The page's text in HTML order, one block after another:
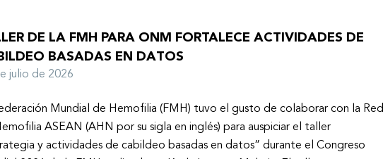
DE LA FMH PARA ONM FORTALECE ACTIVIDADES DE
BASADAS EN DATOS
julio de 2026
Mundial de Hemofilia (FMH) tuvo el gusto de colaborar con la Red
ASEAN (AHN por su sigla en inglés) para auspiciar el taller
y actividades de cabildeo basadas en datos” durante el Congreso